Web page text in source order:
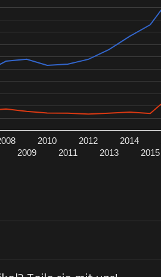
2009
2010
2011
2012
2013
2014
2015